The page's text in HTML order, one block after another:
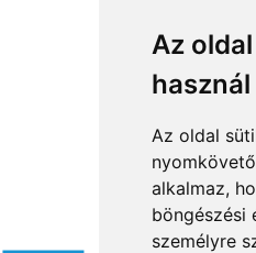
Az
használ
Az oldal
alkalmaz,
böngészési
személyre
2 3 ...
Elfogadott